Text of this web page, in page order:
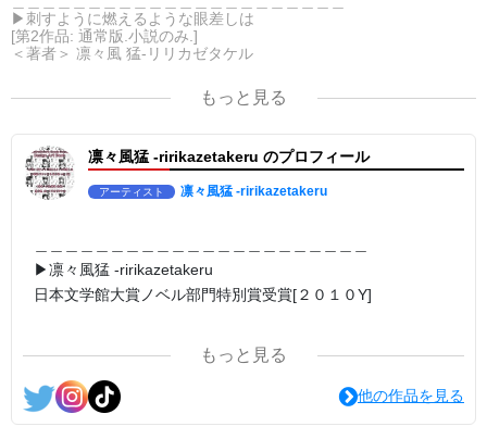
▶︎刺すように燃えるような眼差しは
[第2作品: 通常版.小説のみ.]
＜著者＞ 凛々風 猛-リリカゼタケル
英語版: https://amzn.asia/d/eLvAyy5
＿＿＿＿＿＿＿＿＿＿＿＿＿＿＿＿＿＿＿＿＿＿
第2作品の章: “刺すように燃えるような眼差しは”
部分[主人公である小説家の遺作]を絵本化。
＜小説/絵本版＞ 凛々風猛-ririkazetakeru
日本語版: https://amzn.asia/d/d7stkOV
＜著者:小説/絵本/挿画作成＞凛々風 猛-リリカゼタケル
日本語版: https://amzn.asia/d/8oNk92Q
英語版: https://amzn.asia/d/gDGn5nK
＿＿＿＿＿＿＿＿＿＿＿＿＿＿＿＿＿＿＿＿＿＿
▶︎SUZURI https://suzuri.jp/ririkazetakeru
▶︎UP-T up-t.jp/creator/66b9c067ae64e
▶︎GICLEEPOD
もっと見る
凛々風猛 -ririkazetakeru のプロフィール
アーティスト 凛々風猛 -ririkazetakeru
▶︎凛々風猛 -ririkazetakeru
日本文学館大賞ノベル部門特別賞受賞[２０１０Y]
<作品情報:配信中.> -Thank you for your time.
＿＿＿＿＿＿＿＿＿＿＿＿＿＿＿＿＿＿＿＿＿＿
もっと見る
他の作品を見る